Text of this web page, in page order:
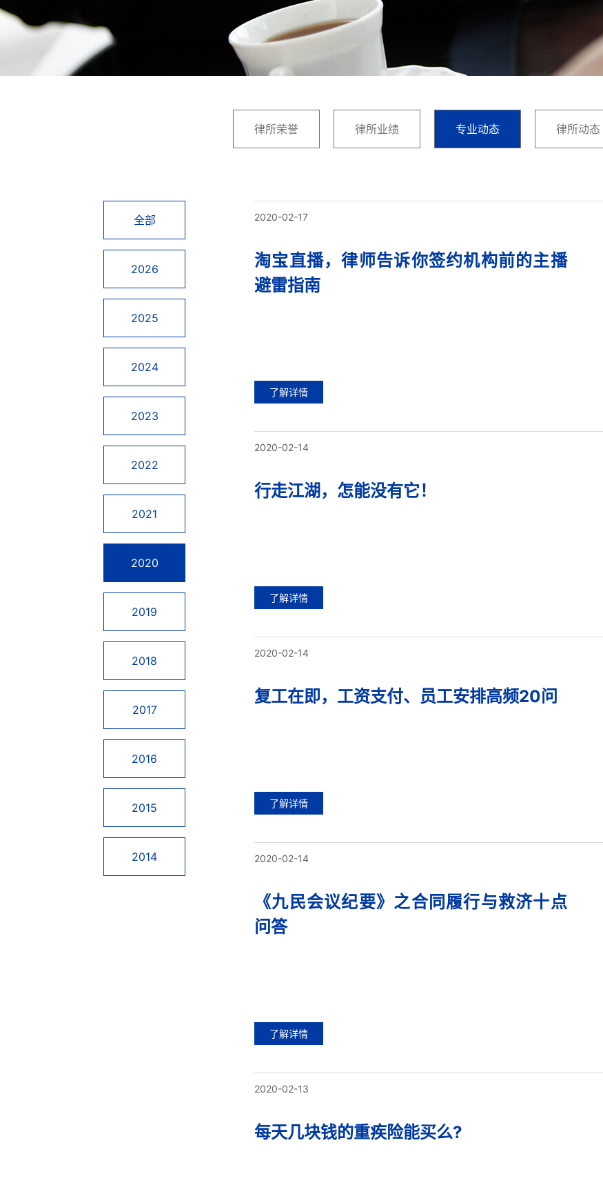
律所荣誉 律所业绩 专业动态 律所动态
全部
2026
2025
2024
2023
2022
2021
2020
2019
2018
2017
2016
2015
2014
2020-02-17
淘宝直播，律师告诉你签约机构前的主播
避雷指南
了解详情
2020-02-14
行走江湖，怎能没有它！
了解详情
2020-02-14
复工在即，工资支付、员工安排高频20问
了解详情
2020-02-14
《九民会议纪要》之合同履行与救济十点
问答
了解详情
2020-02-13
每天几块钱的重疾险能买么?